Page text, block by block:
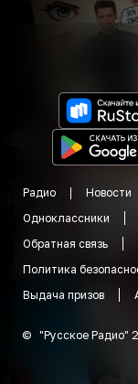
Радио Новости
Одноклассники
Обратная связь
Политика
Выдача призов
© "Русское Радио"